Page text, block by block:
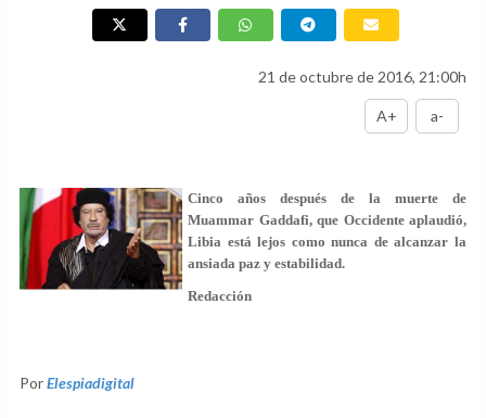
21 de octubre de 2016, 21:00h
A+ a-
Cinco años después de la muerte de
Muammar Gaddafi, que Occidente aplaudió,
Libia está lejos como nunca de alcanzar la
ansiada paz y estabilidad.
Redacción
PorElespiadigital